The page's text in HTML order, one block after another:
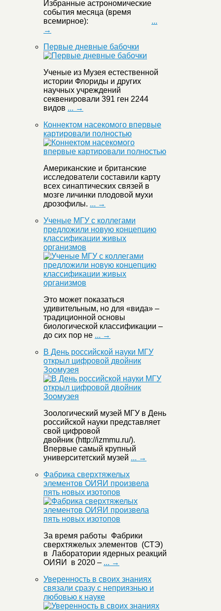
Избранные астрономические
события месяца (время
всемирное): ...
→
Первые дневные бабочки
Ученые из Музея естественной
истории Флориды и других
научных учреждений
секвенировали 391 ген 2244
видов ... →
Коннектом насекомого впервые
картировали полностью
Американские и британские
исследователи составили карту
всех синаптических связей в
мозге личинки плодовой мухи
дрозофилы. ... →
Ученые МГУ с коллегами
предложили новую концепцию
классификации живых
организмов
Это может показаться
удивительным, но для «вида» –
традиционной основы
биологической классификации –
до сих пор не ... →
В День российской науки МГУ
открыл цифровой двойник
Зоомузея
Зоологический музей МГУ в День
российской науки представляет
свой цифровой
двойник (http://izmmu.ru/).
Впервые самый крупный
университетский музей ... →
Фабрика сверхтяжелых
элементов ОИЯИ произвела
пять новых изотопов
За время работы Фабрики
сверхтяжелых элементов (СТЭ)
в Лаборатории ядерных реакций
ОИЯИ в 2020 – ... →
Уверенность в своих знаниях
связали сразу с неприязнью и
любовью к науке